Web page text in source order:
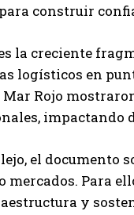
construir
la creciente
logísticos en
Rojo
impactando
el
mercados. Para
y